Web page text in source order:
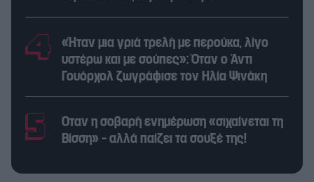
«Ήταν μια γριά τρελή με περούκα, λίγο
υστέρω και με σούπες»: Όταν ο Άντι
Γουόρχολ ζωγράφισε τον Ηλία Ψινάκη
Όταν η σοβαρή ενημέρωση «σιχαίνεται τη
Βίσση» – αλλά παίζει τα σουξέ της!